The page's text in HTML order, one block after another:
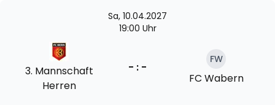
Sa, 10.04.2027
19:00 Uhr
3. Mannschaft
Herren
- : -
FW
FC Wabern